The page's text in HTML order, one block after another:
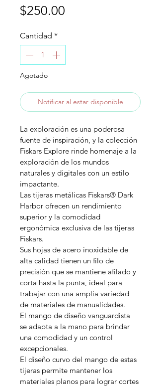
$250.00
Cantidad *
Agotado
Notificar al estar disponible
La exploración es una poderosa
fuente de inspiración, y la colección
Fiskars Explore rinde homenaje a la
exploración de los mundos
naturales y digitales con un estilo
impactante.
Las tijeras metálicas Fiskars®️ Dark
Harbor ofrecen un rendimiento
superior y la comodidad
ergonómica exclusiva de las tijeras
Fiskars.
Sus hojas de acero inoxidable de
alta calidad tienen un filo de
precisión que se mantiene afilado y
corta hasta la punta, ideal para
trabajar con una amplia variedad
de materiales de manualidades.
El mango de diseño vanguardista
se adapta a la mano para brindar
una comodidad y un control
excepcionales.
El diseño curvo del mango de estas
tijeras permite mantener los
materiales planos para lograr cortes